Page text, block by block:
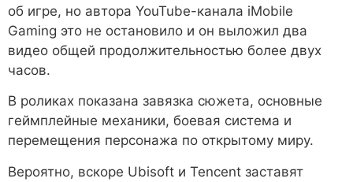
об игре, но автора YouTube-канала iMobile
Gaming это не остановило и он выложил два
видео общей продолжительностью более двух
часов.
В роликах показана завязка сюжета, основные
геймплейные механики, боевая система и
перемещения персонажа по открытому миру.
Вероятно, вскоре Ubisoft и Tencent заставят